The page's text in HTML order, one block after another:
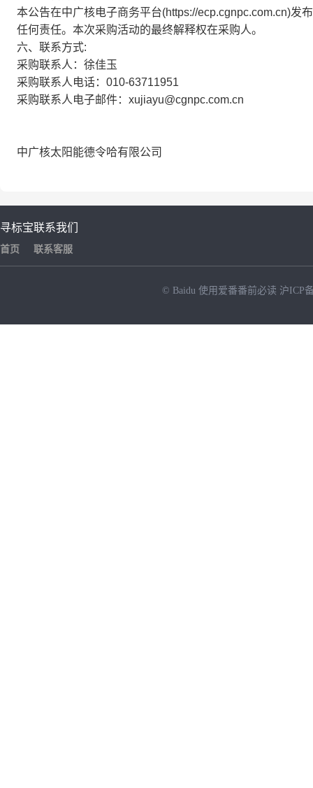
本公告在中广核电子商务平台(https://ecp.cgnpc.com.cn)发
任何责任。本次采购活动的最终解释权在采购人。
六、联系方式:
采购联系人：徐佳玉
采购联系人电话：010-63711951
采购联系人电子邮件：xujiayu@cgnpc.com.cn
中广核太阳能德令哈有限公司
寻标宝
首页
联系我们
联系客服
© Baidu 使用爱番番前必读 沪ICP